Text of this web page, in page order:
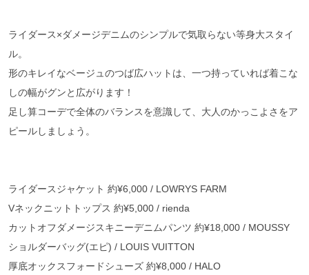
ライダース×ダメージデニムのシンプルで気取らない等身大スタイ
ル。
形のキレイなベージュのつば広ハットは、一つ持っていれば着こな
しの幅がグンと広がります！
足し算コーデで全体のバランスを意識して、大人のかっこよさをア
ピールしましょう。
ライダースジャケット 約¥6,000 / LOWRYS FARM
Vネックニットトップス 約¥5,000 / rienda
カットオフダメージスキニーデニムパンツ 約¥18,000 / MOUSSY
ショルダーバッグ(エピ) / LOUIS VUITTON
厚底オックスフォードシューズ 約¥8,000 / HALO